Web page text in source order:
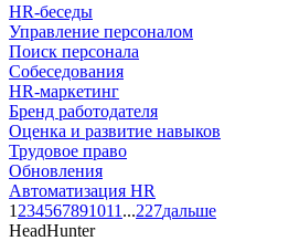
HR-беседы
Управление персоналом
Поиск персонала
Собеседования
HR-маркетинг
Бренд работодателя
Оценка и развитие навыков
Трудовое право
Обновления
Автоматизация HR
1 234567891011 ...227дальше
HeadHunter